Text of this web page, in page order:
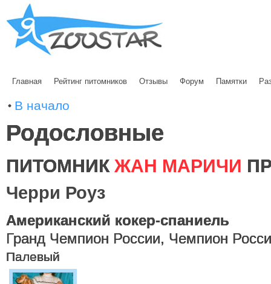
Главная Рейтинг питомников Отзывы Форум Памятки
В начало
Родословные
ПИТОМНИК ЖАН МАРИЧИ
Черри Роуз
Американский кокер-спаниель
Гранд Чемпион России, Чемпион
Палевый